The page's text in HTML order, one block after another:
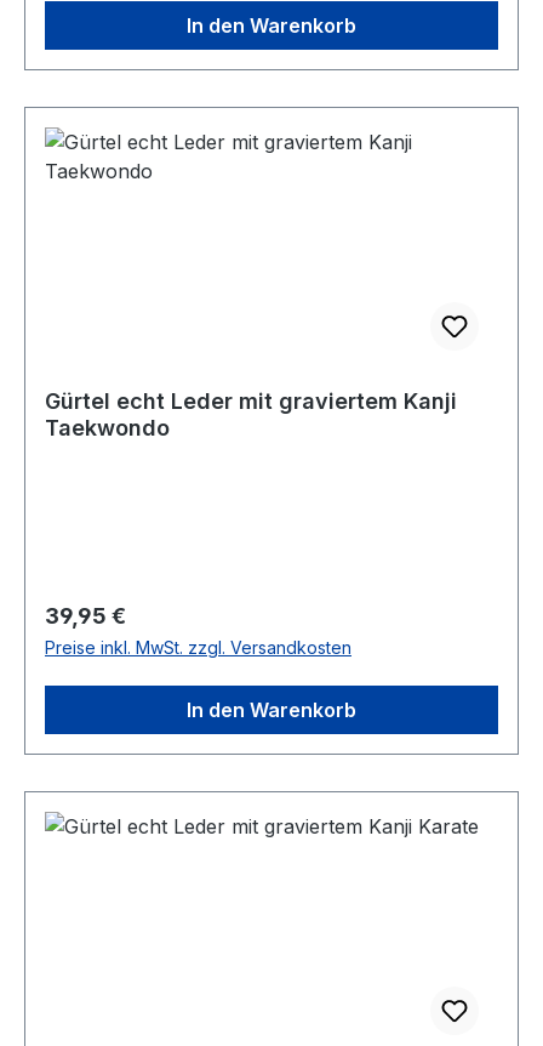
In den Warenkorb
Gürtel echt Leder mit graviertem Kanji
Taekwondo
Regulärer Preis:
39,95 €
Preise inkl. MwSt. zzgl. Versandkosten
In den Warenkorb